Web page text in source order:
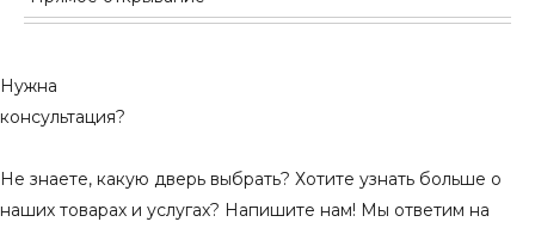
Нужна
консультация?
Не знаете, какую дверь выбрать? Хотите узнать больше о
наших товарах и услугах? Напишите нам! Мы ответим на